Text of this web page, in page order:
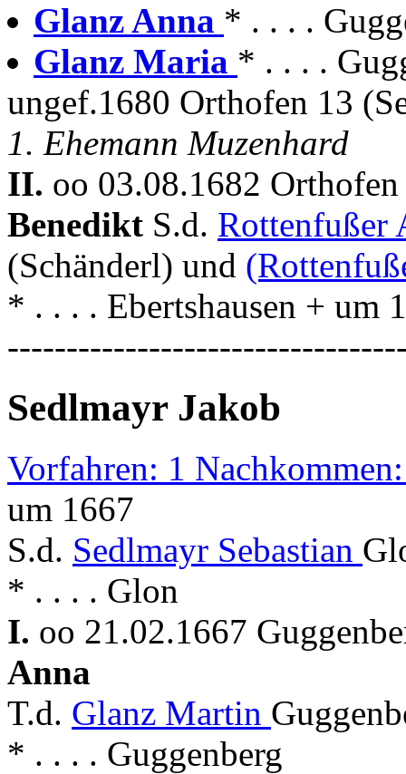
Glanz Anna * . . . .
Glanz Maria * . . . .
ungef.1680 Orthofen 13
1. Ehemann Muzenhard
II. oo 03.08.1682
Benedikt S.d. Rottenfußer
(Schänderl) und
* . . . . Ebertshausen + um
Sedlmayr Jakob
Vorfahren: 1
um 1667
S.d. Sedlmayr Sebastian
* . . . . Glon
I. oo 21.02.1667
Anna
T.d. Glanz Martin
* . . . . Guggenberg